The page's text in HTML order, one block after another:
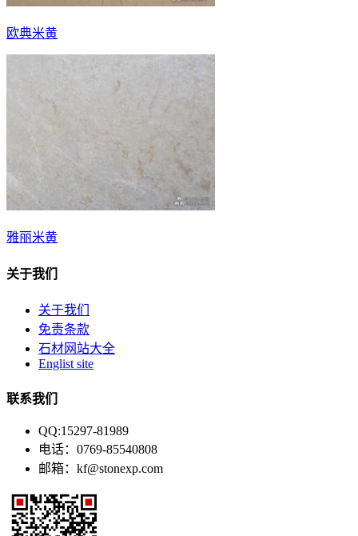
欧典米黄
雅丽米黄
关于我们
关于我们
免责条款
石材网站大全
Englist site
联系我们
QQ:15297-81989
电话：0769-85540808
邮箱：kf@stonexp.com